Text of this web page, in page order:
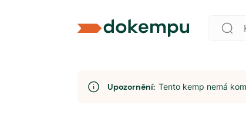
Upozornění: Tento kemp nemá